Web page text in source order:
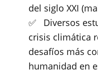
del siglo XXI
✅ Diversos
crisis climática
desafíos más
humanidad en